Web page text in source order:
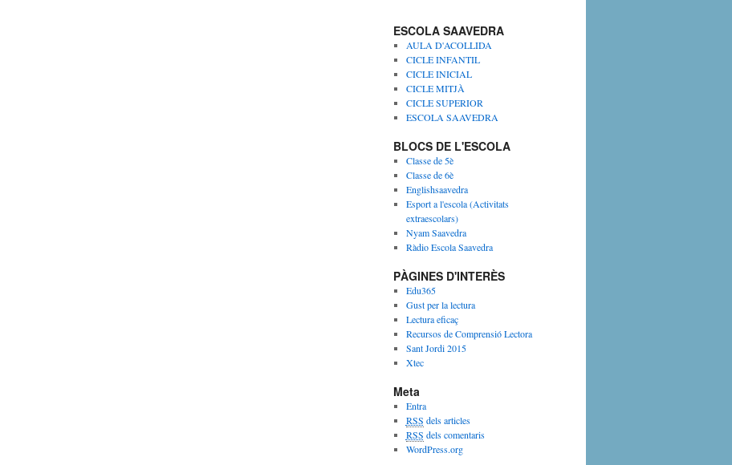
ESCOLA SAAVEDRA
AULA D'ACOLLIDA
CICLE INFANTIL
CICLE INICIAL
CICLE MITJÀ
CICLE SUPERIOR
ESCOLA SAAVEDRA
BLOCS DE L'ESCOLA
Classe de 5è
Classe de 6è
Englishsaavedra
Esport a l'escola (Activitats
extraescolars)
Nyam Saavedra
Ràdio Escola Saavedra
PÀGINES D'INTERÈS
Edu365
Gust per la lectura
Lectura eficaç
Recursos de Comprensió Lectora
Sant Jordi 2015
Xtec
Meta
Entra
RSS dels articles
RSS dels comentaris
WordPress.org